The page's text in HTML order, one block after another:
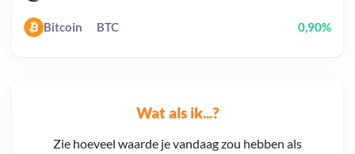
Wat als ik...?
Zie hoeveel waarde je vandaag zou hebben als
Bitcoin BTC 0,90%